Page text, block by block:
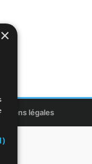
légales
×